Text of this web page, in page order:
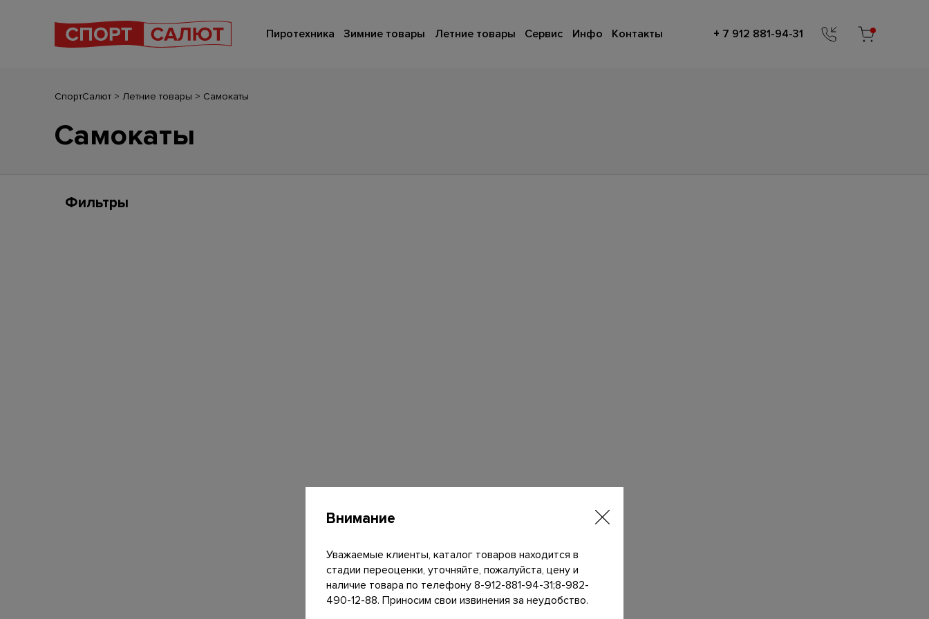
Пиротехника Зимние товары Летние товары Сервис Инфо Контакты + 7 912 881-94-31
СпортСалют > Летние товары > Самокаты
Самокаты
Фильтры
Внимание
Уважаемые клиенты, каталог товаров находится в
стадии переоценки, уточняйте, пожалуйста, цену и
наличие товара по телефону 8-912-881-94-31;8-982-
490-12-88. Приносим свои извинения за неудобство.